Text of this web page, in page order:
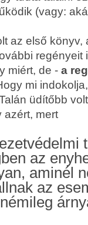
(vagy:
az első könyv,
regényeit
miért, de - a
mi
üdítőbb
azért, mert
az
aminél
az